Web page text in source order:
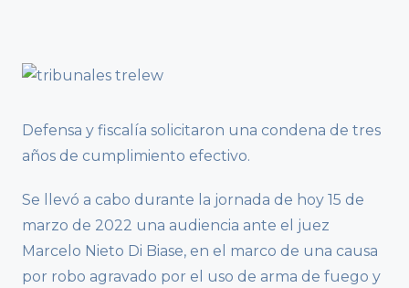
Defensa y fiscalía solicitaron una condena de tres
años de cumplimiento efectivo.
Se llevó a cabo durante la jornada de hoy 15 de
marzo de 2022 una audiencia ante el juez
Marcelo Nieto Di Biase, en el marco de una causa
por robo agravado por el uso de arma de fuego y